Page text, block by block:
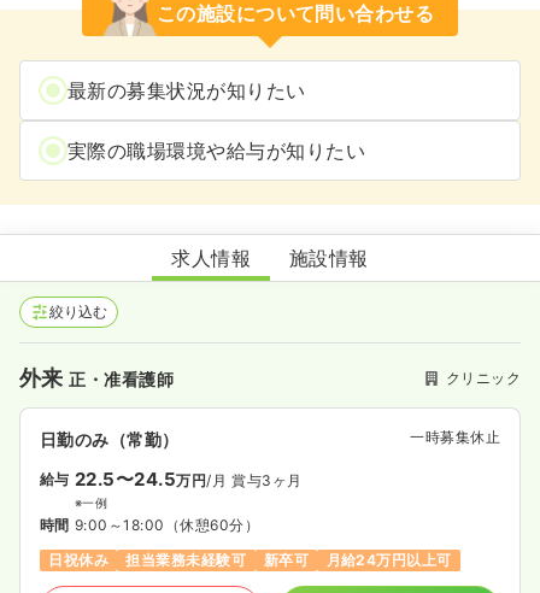
この施設について問い合わせる
最新の募集状況が知りたい
実際の職場環境や給与が知りたい
泉胃腸科外科医院
求人情報 施設情報
絞り込む
外来正・准看護師 クリニック
日勤のみ（常勤） 一時募集休止
給与 22.5〜24.5万円/月 賞与3ヶ月
※一例
時間 9:00～18:00 （休憩60分）
日祝休み
担当業務未経験可 新卒可 月給24万円以上可